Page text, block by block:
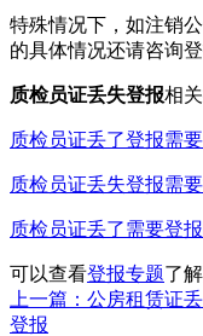
特殊情况下，如注销
的具体情况还请咨询登
质检员证丢失登报相
质检员证丢了登报需
质检员证丢失登报需
质检员证丢了需要登
可以查看登报专题了
上一篇：公房租赁证
登报